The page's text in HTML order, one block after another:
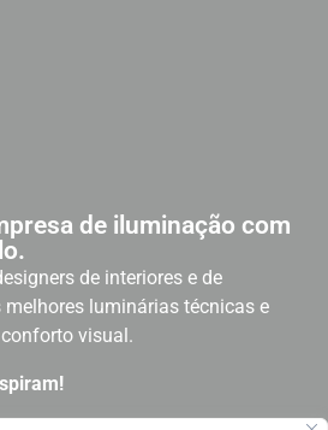
de iluminação com
de interiores e de
luminárias técnicas e
visual.